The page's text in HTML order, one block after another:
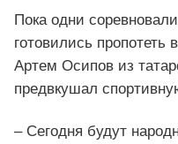
Пока одни
готовились
Артем Осипов из
предвкушал
– Сегодня будут